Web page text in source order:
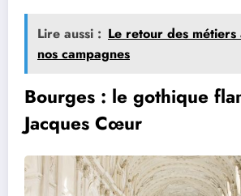
Lire aussi : Le retour des métiers
nos campagnes
Bourges : le gothique
Jacques Cœur